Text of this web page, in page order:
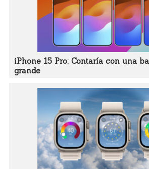
iPhone 15 Pro: Contaría con una
grande